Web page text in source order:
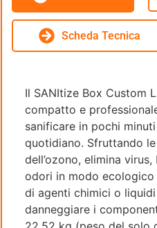
Scheda Tecnica
Il SANItize Box Custom
compatto e
sanificare in pochi
quotidiano. Sfruttando
dell’ozono, elimina
odori in modo ecologico
di agenti chimici o
danneggiare i